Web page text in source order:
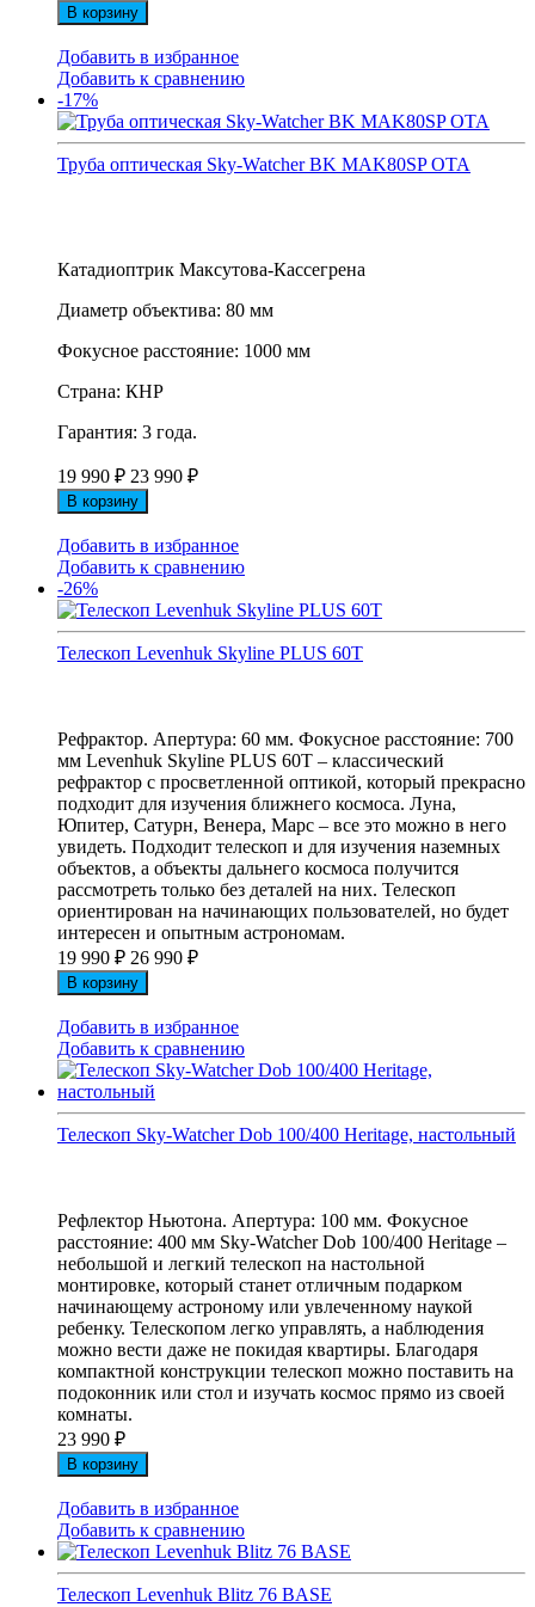
В корзину
Добавить в избранное
Добавить к сравнению
-17%
Труба оптическая Sky-Watcher BK MAK80SP OTA
Катадиоптрик Максутова-Кассегрена
Диаметр объектива: 80 мм
Фокусное расстояние: 1000 мм
Страна: КНР
Гарантия: 3 года.
19 990 ₽ 23 990 ₽
В корзину
Добавить в избранное
Добавить к сравнению
-26%
Телескоп Levenhuk Skyline PLUS 60T
Рефрактор. Апертура: 60 мм. Фокусное расстояние: 700
мм Levenhuk Skyline PLUS 60T – классический
рефрактор с просветленной оптикой, который прекрасно
подходит для изучения ближнего космоса. Луна,
Юпитер, Сатурн, Венера, Марс – все это можно в него
увидеть. Подходит телескоп и для изучения наземных
объектов, а объекты дальнего космоса получится
рассмотреть только без деталей на них. Телескоп
ориентирован на начинающих пользователей, но будет
интересен и опытным астрономам.
19 990 ₽ 26 990 ₽
В корзину
Добавить в избранное
Добавить к сравнению
Телескоп Sky-Watcher Dob 100/400 Heritage, настольный
Рефлектор Ньютона. Апертура: 100 мм. Фокусное
расстояние: 400 мм Sky-Watcher Dob 100/400 Heritage –
небольшой и легкий телескоп на настольной
монтировке, который станет отличным подарком
начинающему астроному или увлеченному наукой
ребенку. Телескопом легко управлять, а наблюдения
можно вести даже не покидая квартиры. Благодаря
компактной конструкции телескоп можно поставить на
подоконник или стол и изучать космос прямо из своей
комнаты.
23 990 ₽
В корзину
Добавить в избранное
Добавить к сравнению
Телескоп Levenhuk Blitz 76 BASE